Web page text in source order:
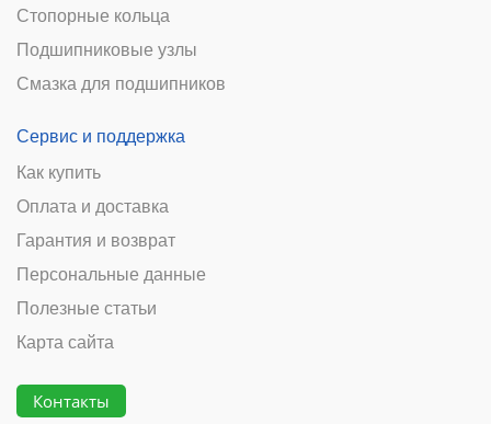
Стопорные кольца
Подшипниковые узлы
Смазка для подшипников
Сервис и поддержка
Как купить
Оплата и доставка
Гарантия и возврат
Персональные данные
Полезные статьи
Карта сайта
Контакты